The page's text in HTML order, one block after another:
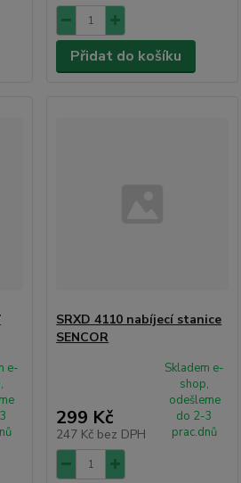
Přidat do košíku
e-
SRXD 4110 nabíjecí stanice
SENCOR
299 Kč
247 Kč bez DPH
Skladem e-
shop,
odešleme
do 2-3
prac.dnů